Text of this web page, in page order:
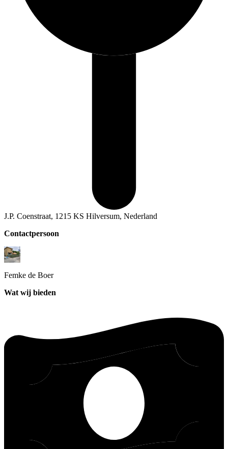
J.P. Coenstraat, 1215 KS Hilversum, Nederland
Contactpersoon
Femke de Boer
Wat wij bieden